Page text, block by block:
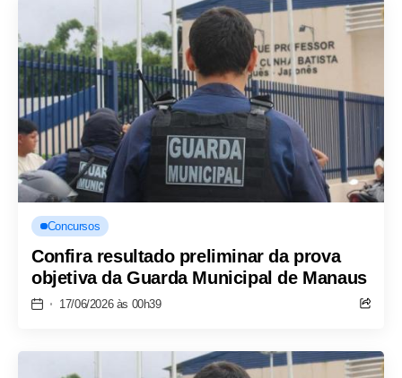
Concursos
Confira resultado preliminar da prova
objetiva da Guarda Municipal de Manaus
17/06/2026 às 00h39